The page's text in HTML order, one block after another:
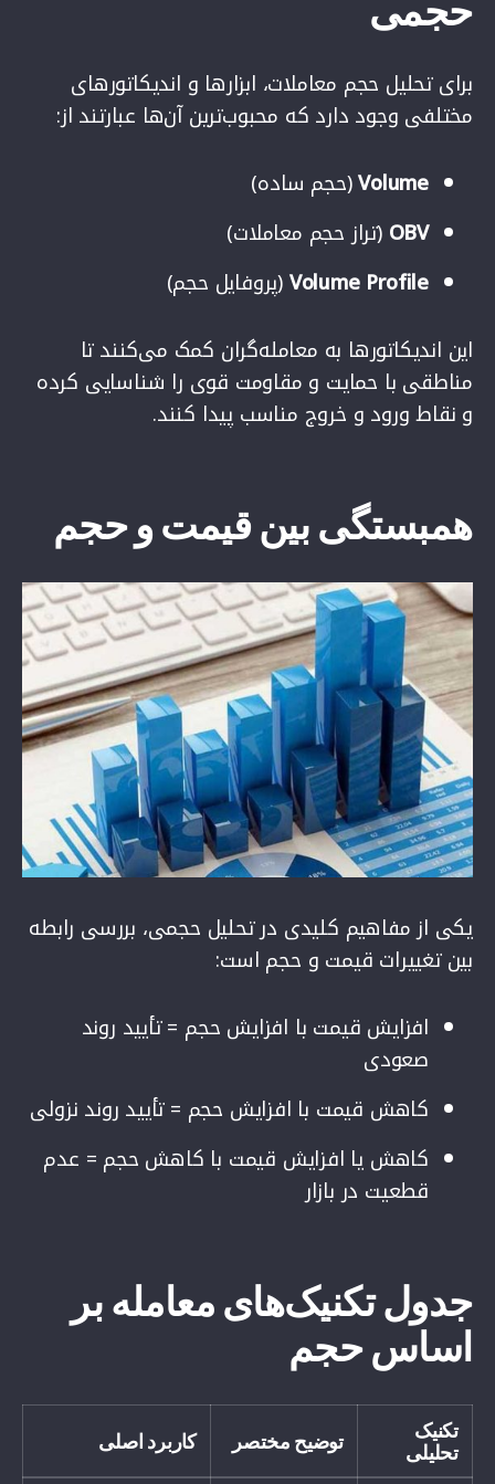
برای تحلیل حجم معاملات، ابزارها و اندیکاتورهای
مختلفی وجود دارد که محبوب‌ترین آن‌ها عبارتند از:
Volume(حجم ساده)
OBV (تراز حجم معاملات)
Volume Profile(پروفایل حجم)
این اندیکاتورها به معامله‌گران کمک می‌کنند تا
مناطقی با حمایت و مقاومت قوی را شناسایی کرده
و نقاط ورود و خروج مناسب پیدا کنند.
همبستگی بین قیمت و حجم
یکی از مفاهیم کلیدی در تحلیل حجمی، بررسی رابطه
بین تغییرات قیمت و حجم است:
افزایش قیمت با افزایش حجم = تأیید روند
صعودی
کاهش قیمت با افزایش حجم = تأیید روند نزولی
کاهش یا افزایش قیمت با کاهش حجم = عدم
قطعیت در بازار
جدول تکنیک‌های معامله بر
اساس حجم
تکنیک
تحلیلی
توضیح مختصر کاربرد اصلی